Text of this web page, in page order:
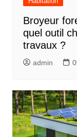
Broyeur
quel outil
travaux ?
admin